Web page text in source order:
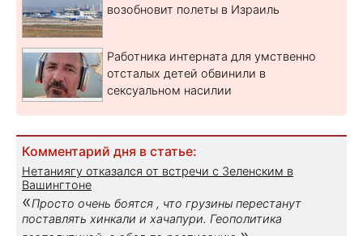
возобновит полеты в Израиль
Работника интерната для умственно
отсталых детей обвинили в
сексуальном насилии
Комментарий дня в статье:
Нетаниягу отказался от встречи с Зеленским в
Вашингтоне
«Просто очень боятся , что грузины перестанут
поставлять хинкали и хачапури. Геополитика